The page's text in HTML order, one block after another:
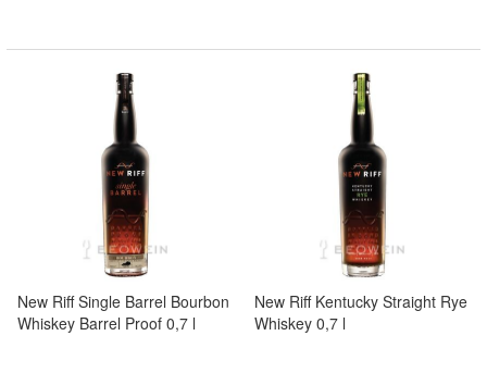
New Riff Single Barrel Bourbon
Whiskey Barrel Proof 0,7 l
New Riff Kentucky Straight Rye
Whiskey 0,7 l